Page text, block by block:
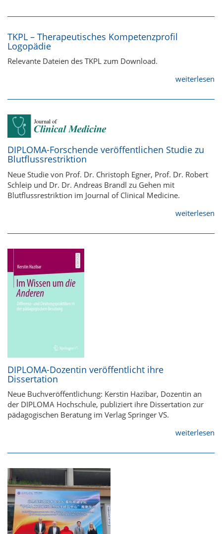
TKPL – Therapeutisches Kompetenzprofil
Logopädie
Relevante Dateien des TKPL zum Download.
weiterlesen
DIPLOMA-Forschende veröffentlichen Studie zu
Blutflussrestriktion
Neue Studie von Prof. Dr. Christoph Egner, Prof. Dr. Robert
Schleip und Dr. Dr. Andreas Brandl zu Gehen mit
Blutflussrestriktion im Journal of Clinical Medicine.
weiterlesen
DIPLOMA-Dozentin veröffentlicht ihre
Dissertation
Neue Buchveröffentlichung: Kerstin Hazibar, Dozentin an
der DIPLOMA Hochschule, publiziert ihre Dissertation zur
pädagogischen Beratung im Verlag Springer VS.
weiterlesen